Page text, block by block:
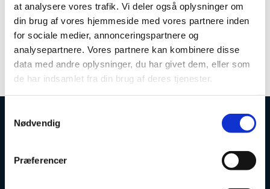
at analysere vores trafik. Vi deler også oplysninger om
din brug af vores hjemmeside med vores partnere inden
for sociale medier, annonceringspartnere og
analysepartnere. Vores partnere kan kombinere disse
data med andre oplysninger, du har givet dem, eller som
de har indsamlet fra din brug af deres tjenester.
Nødvendig
Præferencer
Er der en 1-1 sammenhæng mellem
opslag og den politiske dagsorden for
Det Europæiske Forskningsrum?
Uddannelses- og Forskningsstyrelsen